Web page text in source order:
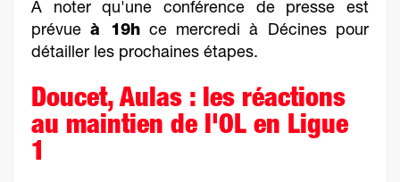
À noter qu'une conférence de presse est
prévueà 19hce mercredi à Décines pour
détailler les prochaines étapes.
Doucet, Aulas : les réactions
au maintien de l'OL en Ligue
1